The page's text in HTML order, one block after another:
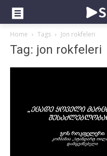
Home Tags Jon rokfeleri
Tag: jon rokfeleri